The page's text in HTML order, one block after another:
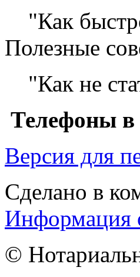
"Как
Полезные
"Как не
Телефоны в
Версия для
Сделано в
Информация
©